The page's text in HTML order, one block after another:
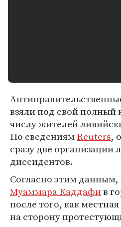
взяли под свой полный
числу жителей
По сведениямReuters,
сразу две организации
диссидентов.
Согласно этим данным,
Муаммара Каддафив
после того, как
на сторону